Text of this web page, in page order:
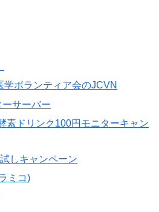
学ボランティア会のJCVN
サーバー
素ドリンク100円モニターキャン
しキャンペーン
ミコ)